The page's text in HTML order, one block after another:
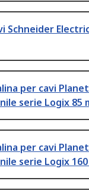
Schneider
per cavi
serie Logix 85
per cavi
serie Logix 160